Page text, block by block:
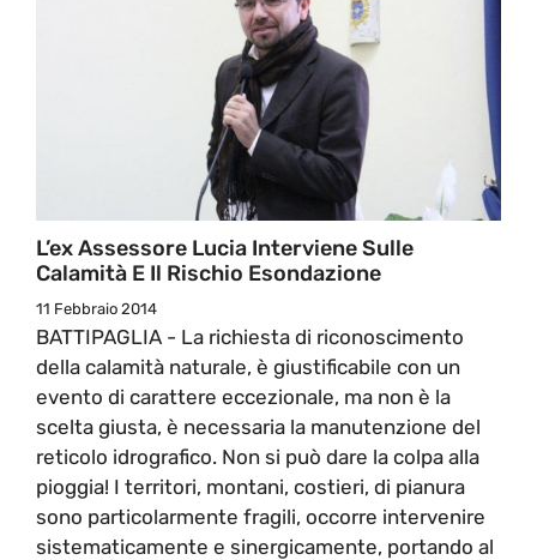
L’ex Assessore Lucia Interviene Sulle
Calamità E Il Rischio Esondazione
11 Febbraio 2014
BATTIPAGLIA - La richiesta di riconoscimento
della calamità naturale, è giustificabile con un
evento di carattere eccezionale, ma non è la
scelta giusta, è necessaria la manutenzione del
reticolo idrografico. Non si può dare la colpa alla
pioggia! I territori, montani, costieri, di pianura
sono particolarmente fragili, occorre intervenire
sistematicamente e sinergicamente, portando al